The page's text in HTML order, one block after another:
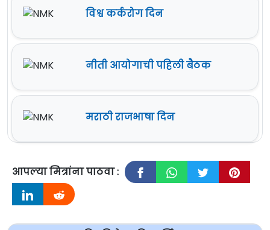
विश्व कर्करोग दिन
नीती आयोगाची पहिली बैठक
मराठी राजभाषा दिन
आपल्या मित्रांना पाठवा :